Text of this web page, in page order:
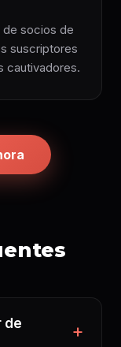
de socios de
suscriptores
cautivadores.
de